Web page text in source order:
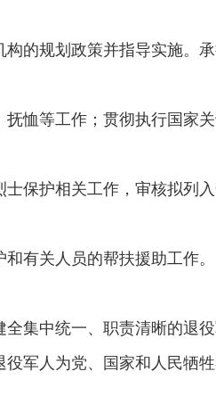
的规划政策并指导实施。
恤等工作；贯彻执行国家
保护相关工作，审核拟列
有关人员的帮扶援助工作。
集中统一、职责清晰的退
军人为党、国家和人民牺